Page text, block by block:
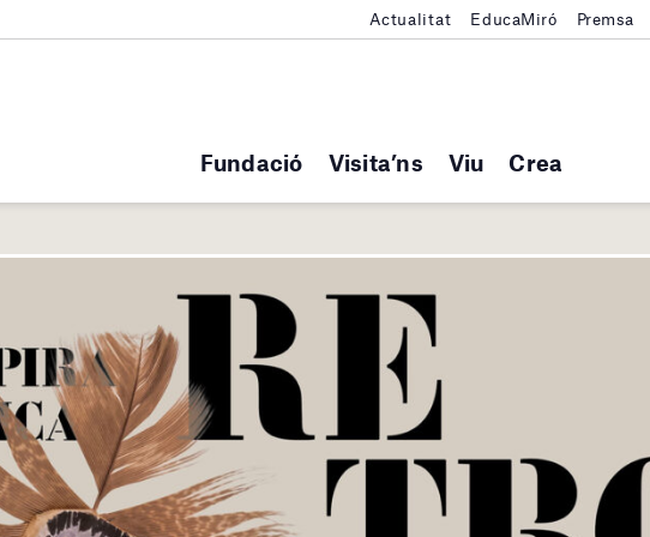
Fundació Visita’ns Viu Crea
Actualitat EducaMiró Premsa